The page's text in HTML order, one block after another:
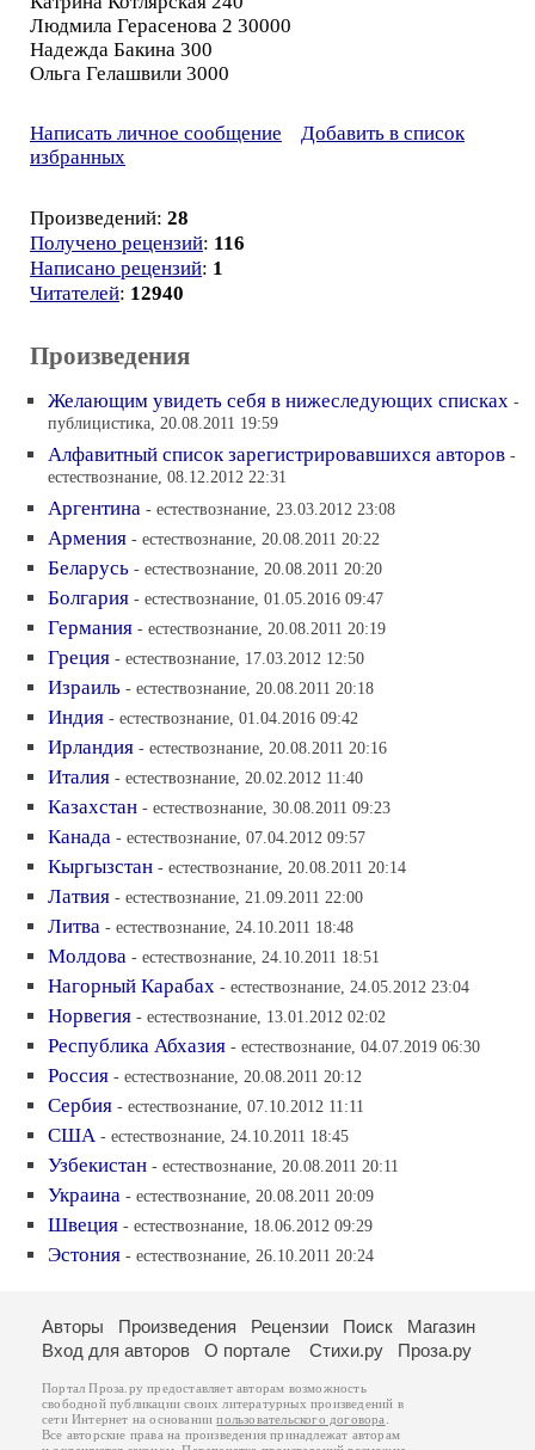
Людмила Герасенова 2 30000
Надежда Бакина 300
Ольга Гелашвили 3000
Написать личное сообщение
Добавить в список
избранных
Произведений: 28
Получено рецензий: 116
Написано рецензий: 1
Читателей: 12940
Произведения
Желающим увидеть себя в нижеследующих списках -
публицистика, 20.08.2011 19:59
Алфавитный список зарегистрировавшихся авторов -
естествознание, 08.12.2012 22:31
Аргентина - естествознание, 23.03.2012 23:08
Армения - естествознание, 20.08.2011 20:22
Беларусь - естествознание, 20.08.2011 20:20
Болгария - естествознание, 01.05.2016 09:47
Германия - естествознание, 20.08.2011 20:19
Греция - естествознание, 17.03.2012 12:50
Израиль - естествознание, 20.08.2011 20:18
Индия - естествознание, 01.04.2016 09:42
Ирландия - естествознание, 20.08.2011 20:16
Италия - естествознание, 20.02.2012 11:40
Казахстан - естествознание, 30.08.2011 09:23
Канада - естествознание, 07.04.2012 09:57
Кыргызстан - естествознание, 20.08.2011 20:14
Латвия - естествознание, 21.09.2011 22:00
Литва - естествознание, 24.10.2011 18:48
Молдова - естествознание, 24.10.2011 18:51
Нагорный Карабах - естествознание, 24.05.2012 23:04
Норвегия - естествознание, 13.01.2012 02:02
Республика Абхазия - естествознание, 04.07.2019 06:30
Россия - естествознание, 20.08.2011 20:12
Сербия - естествознание, 07.10.2012 11:11
США - естествознание, 24.10.2011 18:45
Узбекистан - естествознание, 20.08.2011 20:11
Украина - естествознание, 20.08.2011 20:09
Швеция - естествознание, 18.06.2012 09:29
Эстония - естествознание, 26.10.2011 20:24
Авторы Произведения Рецензии Поиск
Магазин
Вход для авторов
О портале Стихи.ру Проза.ру
Портал Проза.ру предоставляет авторам возможность
свободной публикации своих литературных произведений в
сети Интернет на основаниипользовательского договора
Все авторские права на произведения принадлежат авторам